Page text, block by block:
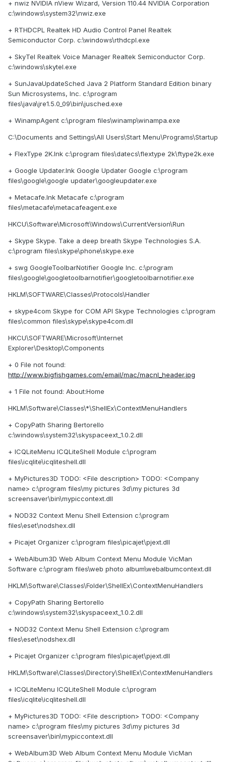
+ nwiz NVIDIA nView Wizard, Version 110.44 NVIDIA Corporation
c:\windows\system32\nwiz.exe
+ RTHDCPL Realtek HD Audio Control Panel Realtek
Semiconductor Corp. c:\windows\rthdcpl.exe
+ SkyTel Realtek Voice Manager Realtek Semiconductor Corp.
c:\windows\skytel.exe
+ SunJavaUpdateSched Java 2 Platform Standard Edition binary
Sun Microsystems, Inc. c:\program
files\java\jre1.5.0_09\bin\jusched.exe
+ WinampAgent c:\program files\winamp\winampa.exe
C:\Documents and Settings\All Users\Start Menu\Programs\Startup
+ FlexType 2K.lnk c:\program files\datecs\flextype 2k\ftype2k.exe
+ Google Updater.lnk Google Updater Google c:\program
files\google\google updater\googleupdater.exe
+ Metacafe.lnk Metacafe c:\program
files\metacafe\metacafeagent.exe
HKCU\Software\Microsoft\Windows\CurrentVersion\Run
+ Skype Skype. Take a deep breath Skype Technologies S.A.
c:\program files\skype\phone\skype.exe
+ swg GoogleToolbarNotifier Google Inc. c:\program
files\google\googletoolbarnotifier\googletoolbarnotifier.exe
HKLM\SOFTWARE\Classes\Protocols\Handler
+ skype4com Skype for COM API Skype Technologies c:\program
files\common files\skype\skype4com.dll
HKCU\SOFTWARE\Microsoft\Internet
Explorer\Desktop\Components
+ 0 File not found:
http://www.bigfishgames.com/email/mac/macnl_header.jpg
+ 1 File not found: About:Home
HKLM\Software\Classes\*\ShellEx\ContextMenuHandlers
+ CopyPath Sharing Bertorello
c:\windows\system32\skyspaceext_1.0.2.dll
+ ICQLiteMenu ICQLiteShell Module c:\program
files\icqlite\icqliteshell.dll
+ MyPictures3D TODO: <File description> TODO: <Company
name> c:\program files\my pictures 3d\my pictures 3d
screensaver\bin\mypiccontext.dll
+ NOD32 Context Menu Shell Extension c:\program
files\eset\nodshex.dll
+ Picajet Organizer c:\program files\picajet\pjext.dll
+ WebAlbum3D Web Album Context Menu Module VicMan
Software c:\program files\web photo album\webalbumcontext.dll
HKLM\Software\Classes\Folder\ShellEx\ContextMenuHandlers
+ CopyPath Sharing Bertorello
c:\windows\system32\skyspaceext_1.0.2.dll
+ NOD32 Context Menu Shell Extension c:\program
files\eset\nodshex.dll
+ Picajet Organizer c:\program files\picajet\pjext.dll
HKLM\Software\Classes\Directory\ShellEx\ContextMenuHandlers
+ ICQLiteMenu ICQLiteShell Module c:\program
files\icqlite\icqliteshell.dll
+ MyPictures3D TODO: <File description> TODO: <Company
name> c:\program files\my pictures 3d\my pictures 3d
screensaver\bin\mypiccontext.dll
+ WebAlbum3D Web Album Context Menu Module VicMan